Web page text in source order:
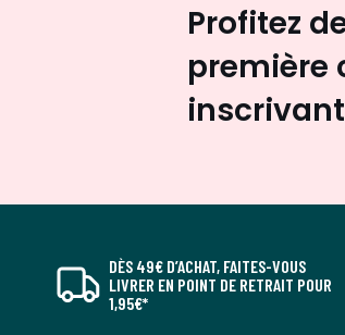
Profitez
première
DÈS 49€ D’ACHAT, FAITES-VOUS
LIVRER EN POINT DE RETRAIT POUR
1,95€*